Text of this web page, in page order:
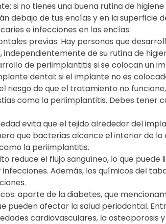
si no tienes una buena rutina de
debajo de tus encías y en la superficie
e infecciones en las encías.
previas: Hay personas que
de su rutina de
de periimplantitis si se colocan un
dental: si el implante no es
riesgo de que el tratamiento no
como la periimplantitis. Debes tener
evita que el tejido alrededor del
que bacterias alcance el interior de
la periimplantitis.
reduce el flujo sanguíneo, lo que
Además, los químicos del
aparte de la diabetes, que
pueden afectar la salud periodontal.
cardiovasculares, la osteoporosis